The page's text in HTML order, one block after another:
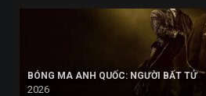
BÓNG MA ANH QUỐC: NGƯỜI BẤT TỬ
2026